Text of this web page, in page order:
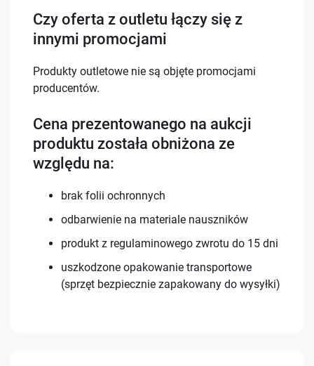
Czy oferta z outletu łączy się z
innymi promocjami
Produkty outletowe nie są objęte promocjami
producentów.
Cena prezentowanego na aukcji
produktu została obniżona ze
względu na:
brak folii ochronnych
odbarwienie na materiale nauszników
produkt z regulaminowego zwrotu do 15 dni
uszkodzone opakowanie transportowe
(sprzęt bezpiecznie zapakowany do wysyłki)